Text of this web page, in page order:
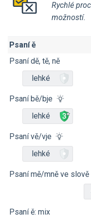
Rychlé
možností.
Psaní ě
Psaní dě, tě, ně
lehké
Psaní bě/bje
lehké
Psaní vě/vje
lehké
Psaní mě/mně ve slově
Psaní ě: mix